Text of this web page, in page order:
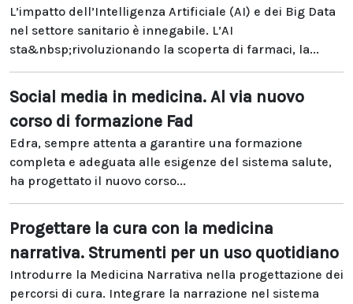
L’impatto dell’Intelligenza Artificiale (AI) e dei Big Data
nel settore sanitario è innegabile. L’AI
sta&nbsp;rivoluzionando la scoperta di farmaci, la...
Social media in medicina. Al via nuovo
corso di formazione Fad
Edra, sempre attenta a garantire una formazione
completa e adeguata alle esigenze del sistema salute,
ha progettato il nuovo corso...
Progettare la cura con la medicina
narrativa. Strumenti per un uso quotidiano
Introdurre la Medicina Narrativa nella progettazione dei
percorsi di cura. Integrare la narrazione nel sistema